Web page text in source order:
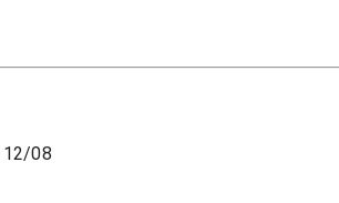
12/08